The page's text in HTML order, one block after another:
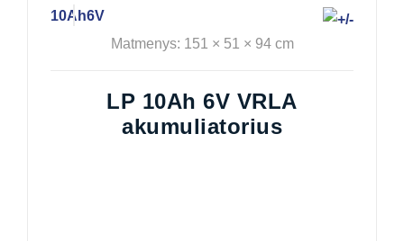
10Ah6V
Matmenys: 151 × 51 × 94 cm
LP 10Ah 6V VRLA
akumuliatorius